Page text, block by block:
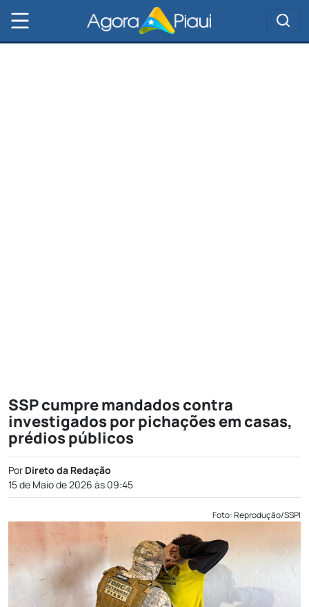
SSP cumpre mandados contra
investigados por pichações em casas,
prédios públicos
Por Direto da Redação
15 de Maio de 2026 às 09:45
Foto: Reprodução/SSPI